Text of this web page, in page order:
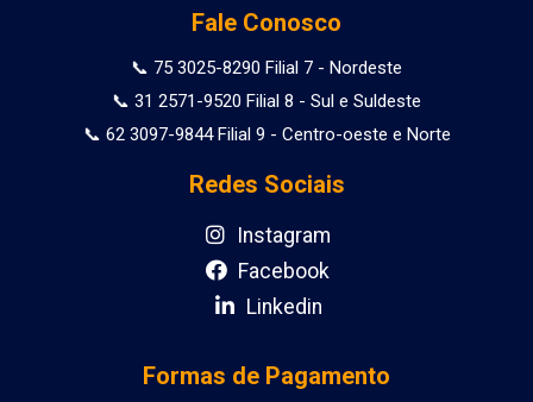
Fale Conosco
📞 75 3025-8290 Filial 7 - Nordeste
📞 31 2571-9520 Filial 8 - Sul e Suldeste
📞 62 3097-9844 Filial 9 - Centro-oeste e Norte
Redes Sociais
Instagram
Facebook
Linkedin
Formas de Pagamento